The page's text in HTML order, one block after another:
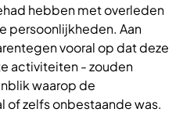
hebben met overleden
persoonlijkheden. Aan
vooral op dat deze
activiteiten - zouden
waarop de
of zelfs onbestaande was.